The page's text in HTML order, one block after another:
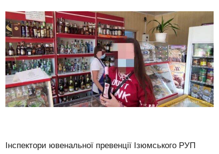
Інспектори ювенальної превенції Ізюмського РУП